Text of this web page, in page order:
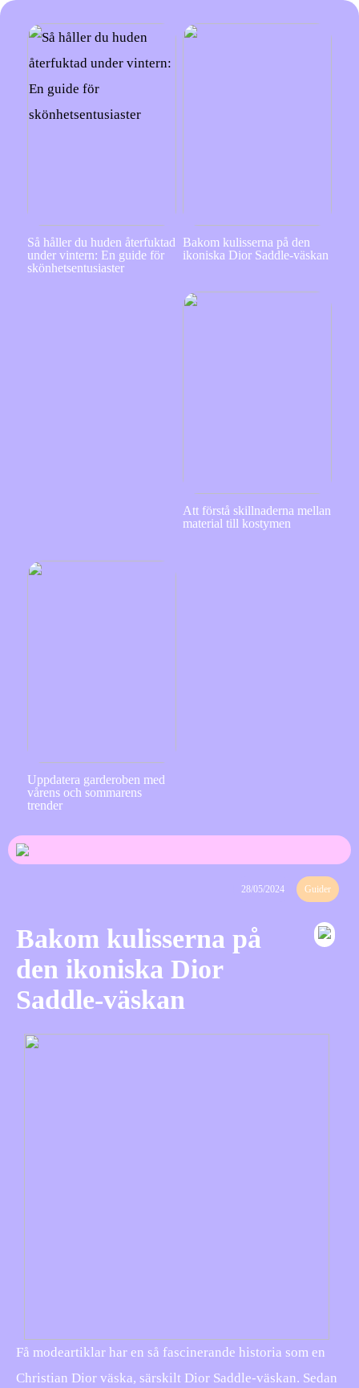
Så håller du huden återfuktad
under vintern: En guide för
skönhetsentusiaster
Bakom kulisserna på den
ikoniska Dior Saddle-väskan
Att förstå skillnaderna mellan
material till kostymen
Uppdatera garderoben med
vårens och sommarens
trender
28/05/2024 Guider
Bakom kulisserna på
den ikoniska Dior
Saddle-väskan
Få modeartiklar har en så fascinerande historia som en
Christian Dior väska, särskilt Dior Saddle-väskan. Sedan